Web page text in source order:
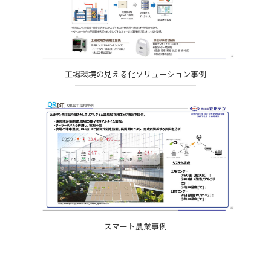
工場環境の見える化ソリューション事例
スマート農業事例